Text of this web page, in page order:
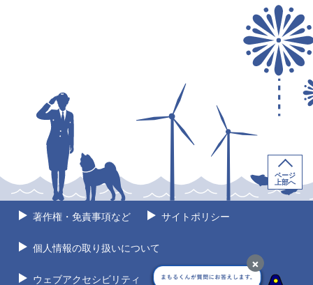
×
著作権・免責事項など サイトポリシー
個人情報の取り扱いについて
ウェブアクセシビリティ サイトマップ
ページ
上部へ